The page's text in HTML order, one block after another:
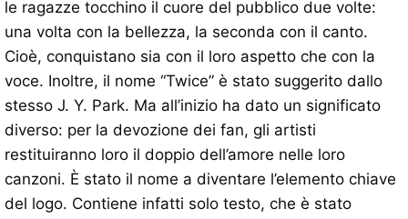
le ragazze tocchino il cuore del pubblico due volte:
una volta con la bellezza, la seconda con il canto.
Cioè, conquistano sia con il loro aspetto che con la
voce. Inoltre, il nome “Twice” è stato suggerito dallo
stesso J. Y. Park. Ma all’inizio ha dato un significato
diverso: per la devozione dei fan, gli artisti
restituiranno loro il doppio dell’amore nelle loro
canzoni. È stato il nome a diventare l’elemento chiave
del logo. Contiene infatti solo testo, che è stato